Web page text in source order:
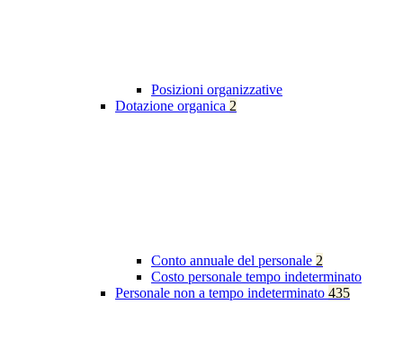
Posizioni organizzative
Dotazione organica 2
Conto annuale del personale 2
Costo personale tempo indeterminato
Personale non a tempo indeterminato 435